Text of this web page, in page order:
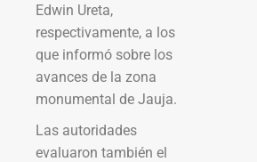
Edwin Ureta,
respectivamente, a los
que informó sobre los
avances de la zona
monumental de Jauja.
Las autoridades
evaluaron también el